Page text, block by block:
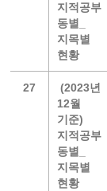
지적공부
동별_
지목별
현황
27
(2023년
12월
기준)
지적공부
동별_
지목별
현황